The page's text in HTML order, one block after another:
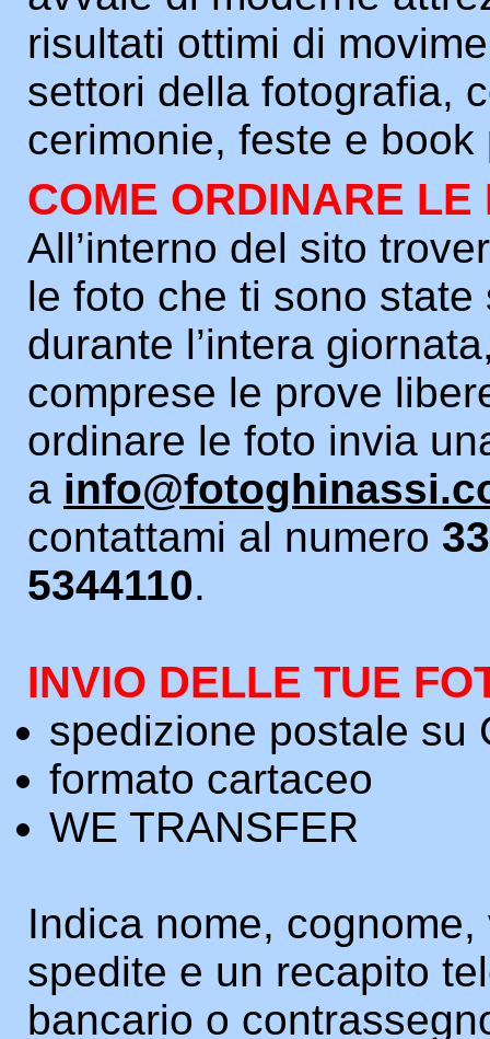
risultati ottimi di
settori della fotografia,
cerimonie, feste e book
COME ORDINARE LE
All’interno del sito
le foto che ti sono state
durante l’intera
comprese le prove
ordinare le foto invia
a
contattami al numero
5344110.
INVIO DELLE TUE
spedizione postale su
formato cartaceo
WE TRANSFER
Indica nome,
spedite e un recapito
bancario o